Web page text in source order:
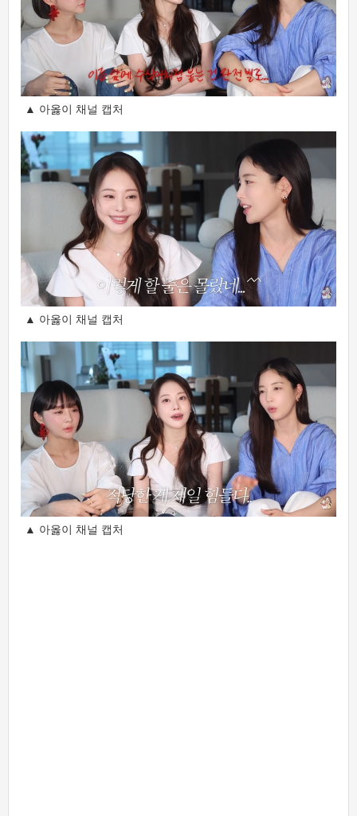
▲ 아옳이 채널 캡처
▲ 아옳이 채널 캡처
▲ 아옳이 채널 캡처